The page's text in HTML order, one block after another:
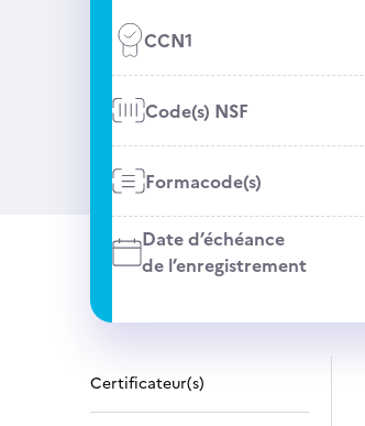
CCN1
Code(s) NSF
Formacode(s)
Date d’échéance
de l’enregistrement
Certificateur(s)